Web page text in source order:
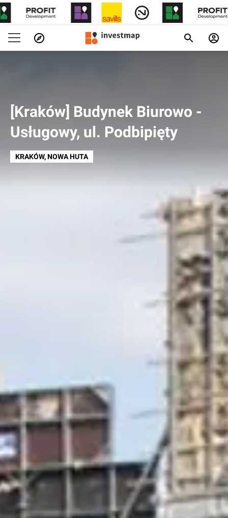
[Kraków] Budynek Biurowo -
Usługowy, ul. Podbipięty
KRAKÓW, NOWA HUTA